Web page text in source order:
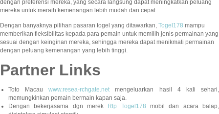
dengan preferensi mereka, yang secara langsung dapat meningkatkan peluang
mereka untuk meraih kemenangan lebih mudah dan cepat.
Dengan banyaknya pilihan pasaran togel yang ditawarkan, Togel178 mampu
memberikan fleksibilitas kepada para pemain untuk memilih jenis permainan yang
sesuai dengan keinginan mereka, sehingga mereka dapat menikmati permainan
dengan peluang kemenangan yang lebih tinggi.
Partner Links
Toto Macauwww.resea-rchgate.netmengeluarkan hasil 4 kali sehari,
memungkinkan pemain bermain kapan saja.
Dengan bekerjasama dgn merek
Rtp Togel178 mobil dan acara balap,